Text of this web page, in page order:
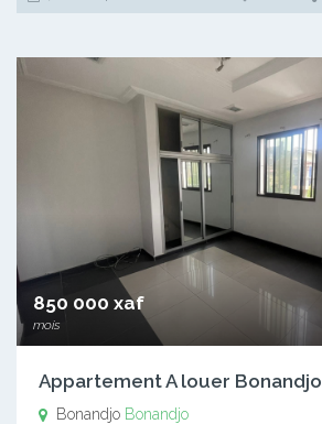
850 000 xaf
mois
Appartement A louer Bonandjo
Bonandjo Bonandjo